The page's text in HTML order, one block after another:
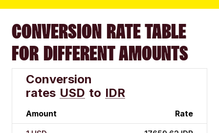
CONVERSION RATE TABLE
FOR DIFFERENT AMOUNTS
Conversion
rates USD to IDR
Amount Rate